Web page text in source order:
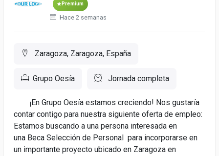
Premium
Hace 2 semanas
Zaragoza, Zaragoza, España
Grupo Oesía Jornada completa
¡En Grupo Oesía estamos creciendo! Nos gustaría
contar contigo para nuestra siguiente oferta de empleo:
Estamos buscando a una persona interesada en
una Beca Selección de Personal para incorporarse en
un importante proyecto ubicado en Zaragoza en